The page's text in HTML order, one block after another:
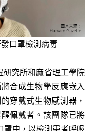
口罩檢測病毒
研究所和麻省理工學院
合成生物學反應嵌入
穿戴式生物感測器，
佩戴者。該團隊已將